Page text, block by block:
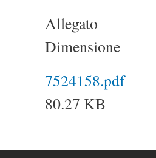
Allegato
Dimensione
7524158.pdf
80.27 KB